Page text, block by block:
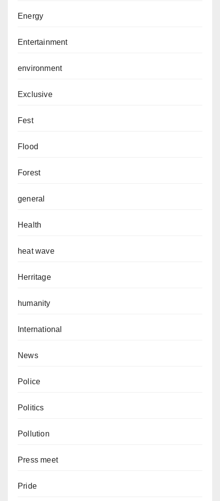
Energy
Entertainment
environment
Exclusive
Fest
Flood
Forest
general
Health
heat wave
Herritage
humanity
International
News
Police
Politics
Pollution
Press meet
Pride